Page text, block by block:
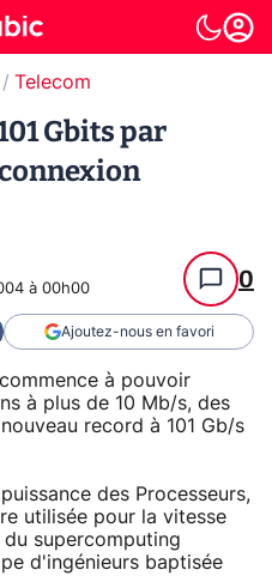
Telecom
Gbits par
à 00h00 0
Ajoutez-nous en favori
à pouvoir
à plus de 10 Mb/s, des
record à 101 Gb/s
des Processeurs,
utilisée pour la vitesse
supercomputing
d'ingénieurs baptisée